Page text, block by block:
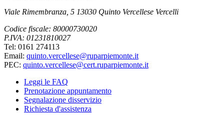
Viale Rimembranza, 5 13030 Quinto Vercellese Vercelli
Codice fiscale: 80000730020
P.IVA: 01231810027
Tel: 0161 274113
Email: quinto.vercellese@ruparpiemonte.it
PEC: quinto.vercellese@cert.ruparpiemonte.it
Leggi le FAQ
Prenotazione appuntamento
Segnalazione disservizio
Richiesta d'assistenza